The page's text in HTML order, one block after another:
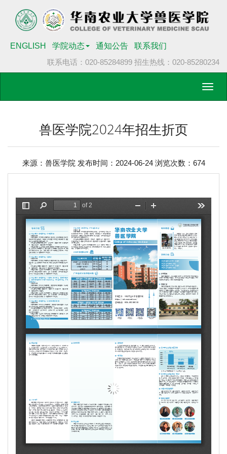
ENGLISH 学院动态 通知公告
联系我们
联系电话：020-85284899 招生热线：020-85280234
兽医学院2024年招生折页
来源：兽医学院 发布时间：2024-06-24 浏览次数： 674